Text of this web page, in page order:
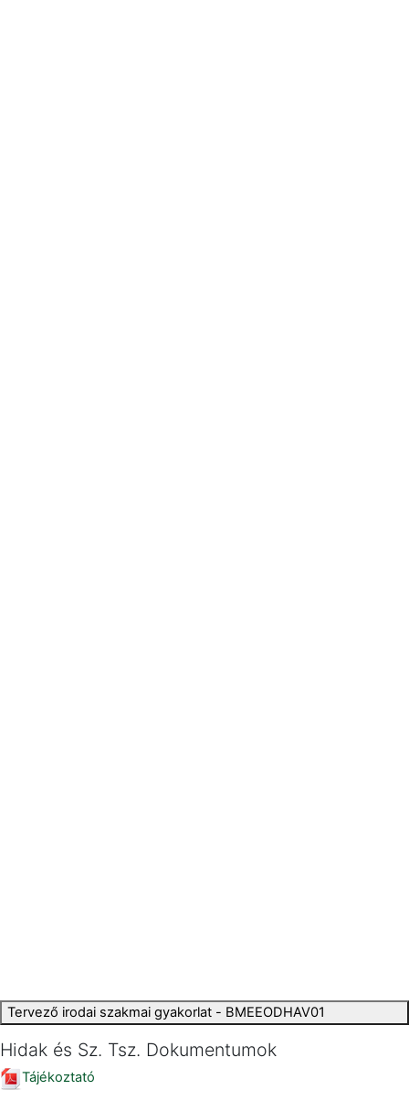
Tervező irodai szakmai gyakorlat - BMEEODHAV01
Hidak és Sz. Tsz. Dokumentumok
Tájékoztató